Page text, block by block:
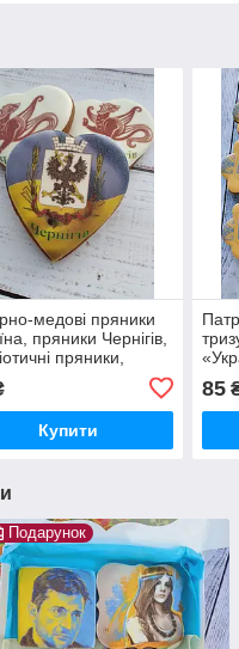
медові пряники
пряники Чернігів,
пряники,
пряники
символіка
Купити
85
Подарунок